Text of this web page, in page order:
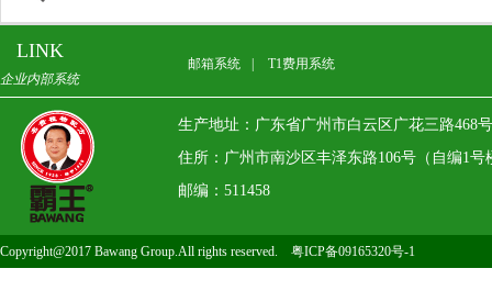
LINK
企业内部系统
邮箱系统 T1费用系统
生产地址：广东省广州市白云区广花三路468
住所：广州市南沙区丰泽东路106号（自编1号
邮编：511458
Copyright@2017 Bawang Group.All rights reserved. 粤ICP备09165320号-1